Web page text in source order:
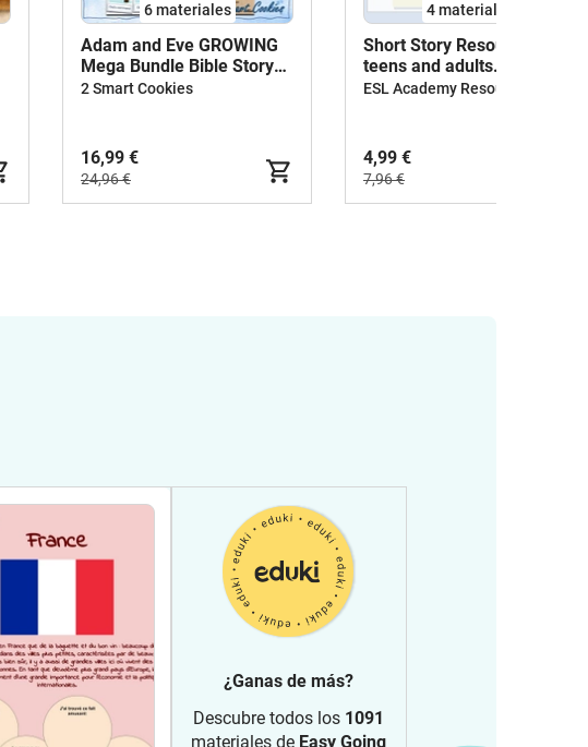
6 materiales
Adam and Eve GROWING
Mega Bundle Bible Story
Old Testament Religion
2 Smart Cookies
16,99 €
24,96 €
4 materiales
Short Story Resources for
teens and adults.Poe-
Bradbury-Wilde-Atwood
ESL Academy Resources
4,99 €
7,96 €
¿Ganas de más?
Descubre todos los 1091
materiales de Easy Going